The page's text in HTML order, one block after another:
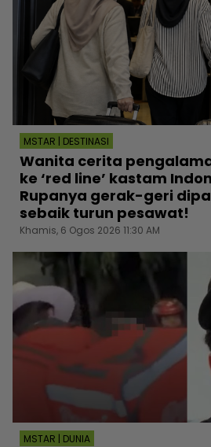
MSTAR | DESTINASI
Wanita cerita
ke ‘red line’ kastam
Rupanya gerak-geri
sebaik turun pesawat!
Khamis, 6 Ogos 2026 11:30 AM
MSTAR | DUNIA